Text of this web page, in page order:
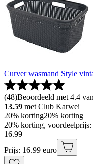
Curver wasmand Style
(48)Beoordeeld met 4.4
13.59 met Club Karwei
20% korting20% korting
20% korting,
16.99
Prijs: 16.99 euro